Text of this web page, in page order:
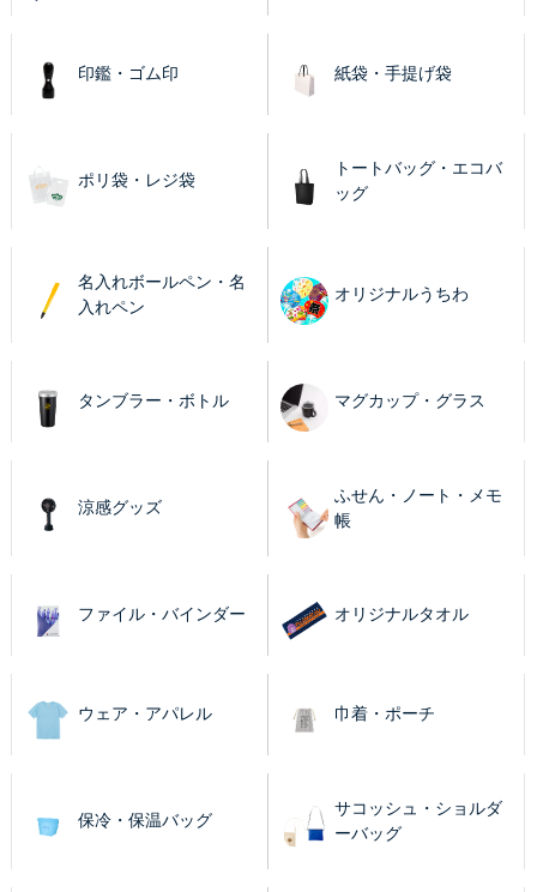
印鑑・ゴム印 紙袋・手提げ袋
ポリ袋・レジ袋
トートバッグ・エコバ
ッグ
名入れボールペン・名
入れペン
オリジナルうちわ
タンブラー・ボトル マグカップ・グラス
涼感グッズ
ふせん・ノート・メモ
帳
ファイル・バインダー オリジナルタオル
ウェア・アパレル 巾着・ポーチ
保冷・保温バッグ
サコッシュ・ショルダ
ーバッグ